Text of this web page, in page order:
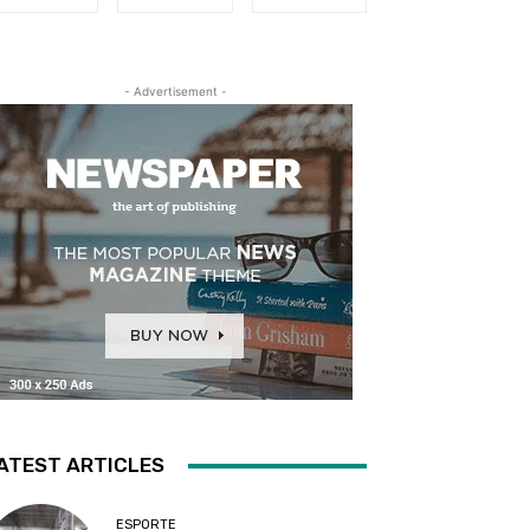
- Advertisement -
ARTICLES
ESPORTE